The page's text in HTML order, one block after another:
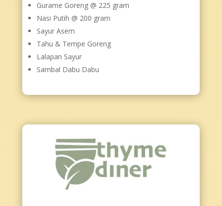
Gurame Goreng @ 225 gram
Nasi Putih @ 200 gram
Sayur Asem
Tahu & Tempe Goreng
Lalapan Sayur
Sambal Dabu Dabu